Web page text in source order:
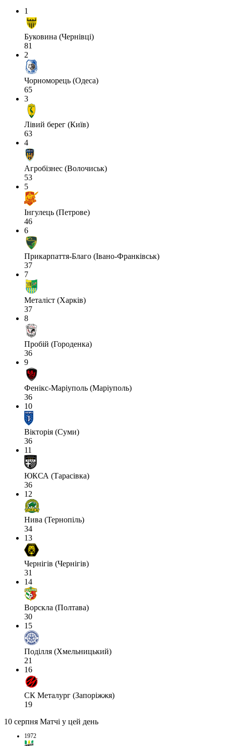
1
Буковина (Чернівці)
81
2
Чорноморець (Одеса)
65
3
Лівий берег (Київ)
63
4
Агробізнес (Волочиськ)
53
5
Інгулець (Петрове)
46
6
Прикарпаття-Благо (Івано-Франківськ)
37
7
Металіст (Харків)
37
8
Пробій (Городенка)
36
9
Фенікс-Маріуполь (Маріуполь)
36
10
Вікторія (Суми)
36
11
ЮКСА (Тарасівка)
36
12
Нива (Тернопіль)
34
13
Чернігів (Чернігів)
31
14
Ворскла (Полтава)
30
15
Поділля (Хмельницький)
21
16
СК Металург (Запоріжжя)
19
10 серпня Матчі у цей день
1972